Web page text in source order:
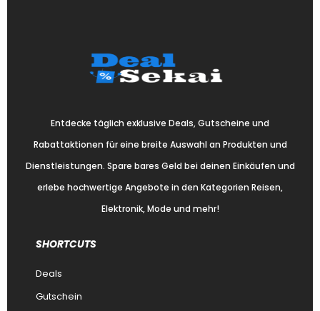
Entdecke täglich exklusive Deals, Gutscheine und
Rabattaktionen für eine breite Auswahl an Produkten und
Dienstleistungen. Spare bares Geld bei deinen Einkäufen und
erlebe hochwertige Angebote in den Kategorien Reisen,
Elektronik, Mode und mehr!
SHORTCUTS
Deals
Gutschein